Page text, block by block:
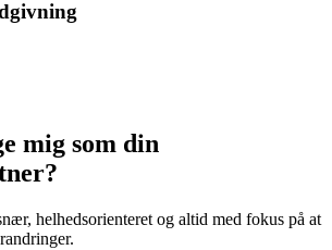
mig som din
helhedsorienteret og altid med fokus på at